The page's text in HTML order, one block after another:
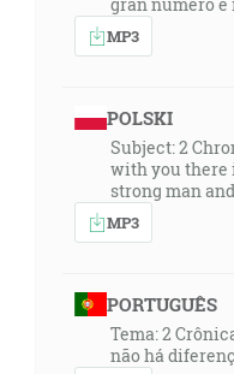
MP3
POLSKI
Subject: 2
with you there
strong man
MP3
PORTUGUÊS
Tema: 2
não há